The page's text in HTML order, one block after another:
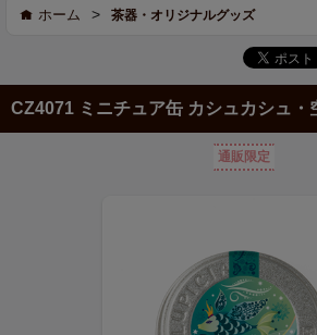
ホーム > 茶器・オリジナルグッズ
CZ4071 ミニチュア缶 カシュカシュ・
通販限定